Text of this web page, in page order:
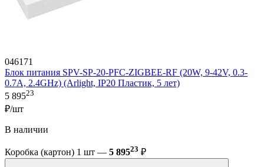
046171
Блок питания SPV-SP-20-PFC-ZIGBEE-RF (20W, 9-42V, 0.3-
0.7A, 2.4GHz) (Arlight, IP20 Пластик, 5 лет)
5 89523
₽/шт
В наличии
Коробка (картон) 1 шт — 5 89523 ₽